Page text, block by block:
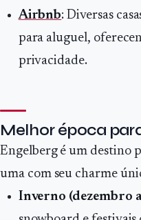
Airbnb: Diversas
para aluguel,
privacidade.
Melhor época
Engelberg é um destino
uma com seu charme
Inverno (dezembro